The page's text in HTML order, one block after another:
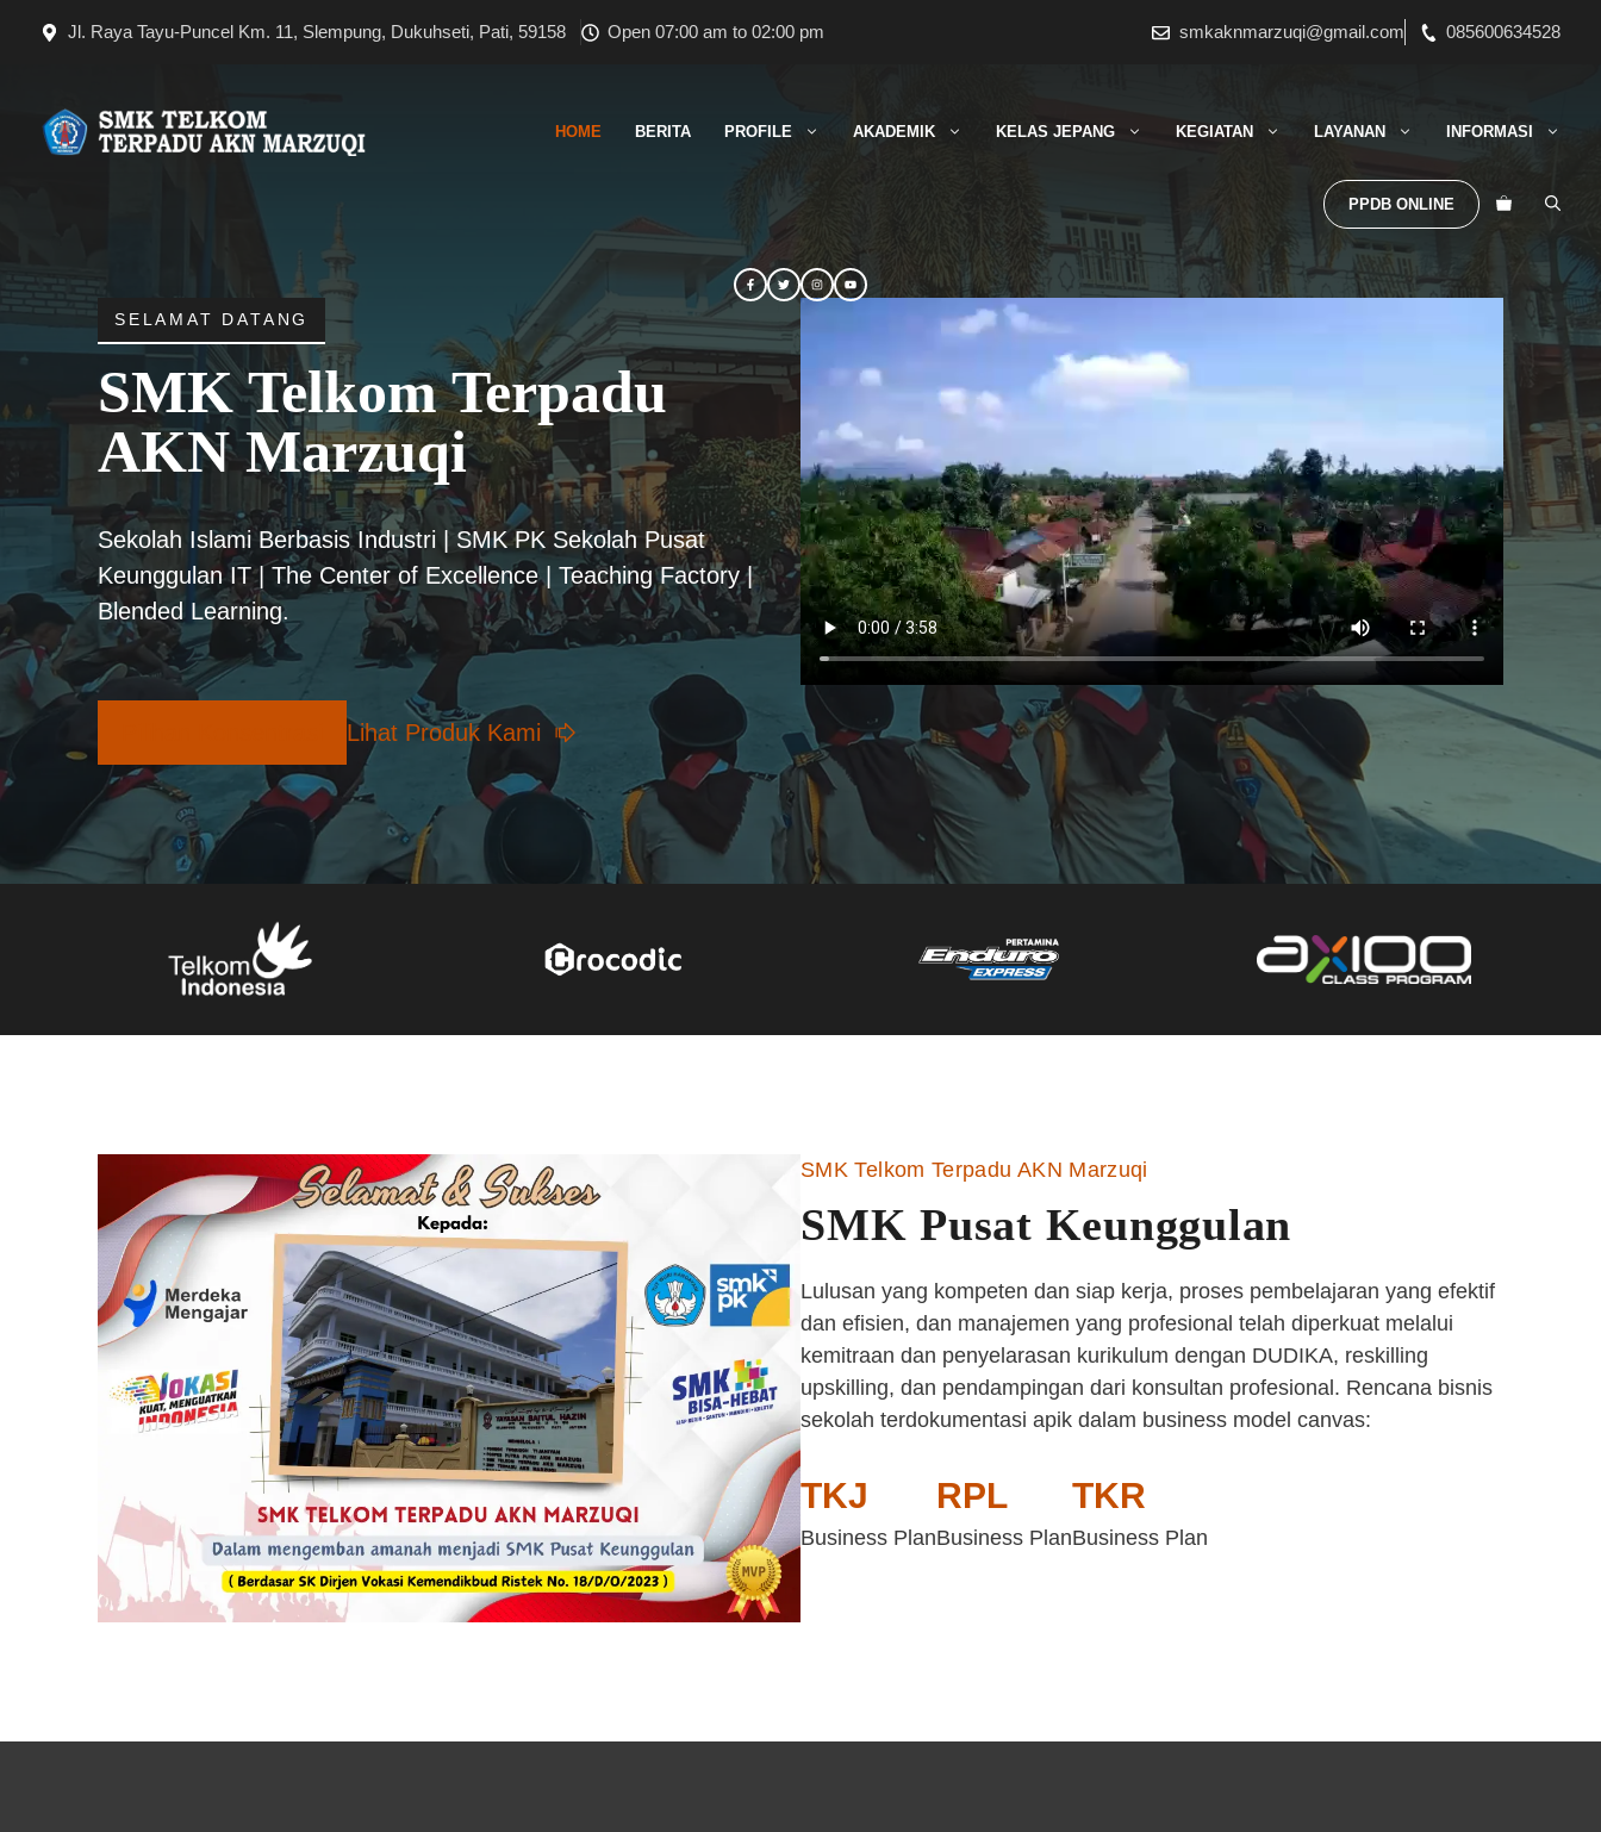
Jl. Raya Tayu-Puncel Km. 11, Slempung, Dukuhseti, Pati, 59158 Open 07:00 am to 02:00 pm smkaknmarzuqi@gmail.com 085600634528
HOME BERITA PROFILE AKADEMIK KELAS JEPANG KEGIATAN LAYANAN INFORMASI
PPDB ONLINE
SELAMAT DATANG
SMK Telkom Terpadu
AKN Marzuqi
Sekolah Islami Berbasis Industri | SMK PK Sekolah Pusat
Keunggulan IT | The Center of Excellence | Teaching Factory |
Blended Learning.
Lihat Produk Kami
SMK Telkom Terpadu AKN Marzuqi
SMK Pusat Keunggulan
Lulusan yang kompeten dan siap kerja, proses pembelajaran yang efektif
dan efisien, dan manajemen yang profesional telah diperkuat melalui
kemitraan dan penyelarasan kurikulum dengan DUDIKA, reskilling
upskilling, dan pendampingan dari konsultan profesional. Rencana bisnis
sekolah terdokumentasi apik dalam business model canvas:
TKJ
Business Plan
RPL
Business Plan
TKR
Business Plan